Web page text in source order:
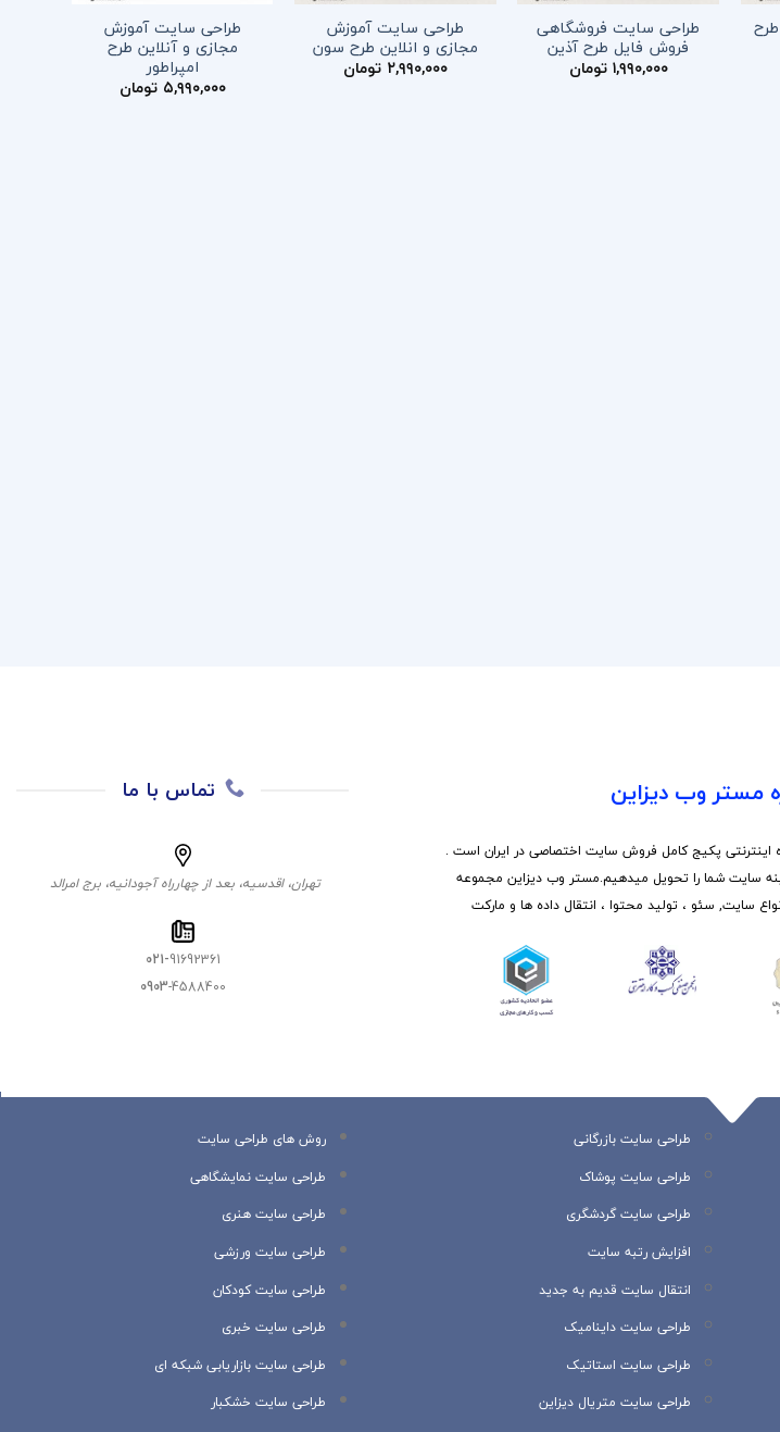
طراحی سایت فروشگاهی
فروش فایل طرح آذین
۱,۹۹۰,۰۰۰ تومان
طراحی سایت آموزش
مجازی و انلاین طرح سون
۲,۹۹۰,۰۰۰ تومان
طراحی سایت آموزش
مجازی و آنلاین طرح
امپراطور
۵,۹۹۰,۰۰۰ تومان
مستر وب دیزاین
اینترنتی پکیج کامل فروش سایت اختصاصی در ایران است .
سایت شما را تحویل میدهیم.مستر وب دیزاین مجموعه
سایت, سئو ، تولید محتوا ، انتقال داده ها و مارکت
تماس با ما
تهران، اقدسیه، بعد از چهارراه آجودانیه، برج امرالد
021-91692361
0903-4588400
طراحی سایت بازرگانی
طراحی سایت پوشاک
طراحی سایت گردشگری
افزایش رتبه سایت
انتقال سایت قدیم به جدید
طراحی سایت داینامیک
طراحی سایت استاتیک
طراحی سایت متریال دیزاین
روش های طراحی سایت
طراحی سایت نمایشگاهی
طراحی سایت هنری
طراحی سایت ورزشی
طراحی سایت کودکان
طراحی سایت خبری
طراحی سایت بازاریابی شبکه ای
طراحی سایت خشکبار